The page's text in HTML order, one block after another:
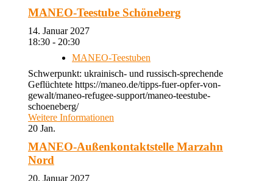
MANEO-Teestube Schöneberg
14. Januar 2027
18:30 - 20:30
MANEO-Teestuben
Schwerpunkt: ukrainisch- und russisch-sprechende
Geflüchtete https://maneo.de/tipps-fuer-opfer-von-
gewalt/maneo-refugee-support/maneo-teestube-
schoeneberg/
Weitere Informationen
20 Jan.
MANEO-Außenkontaktstelle Marzahn
Nord
20. Januar 2027